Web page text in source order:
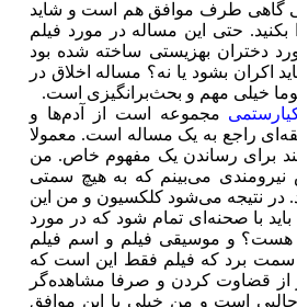
گاهی طرف موافق هم است و شاید
بکنید. حتی این مساله در مورد فیلم
دختران بهزیستی ساخته شده بود
اکران بشود یا نه؟ مساله اخلاق در
خیلی مهم و بحث‌برانگیزی است.
مجموعه است از آدم‌ها و
راجع به یک مساله است. معمولا
برای رساندن یک مفهوم خاص. من
نیرومندی می‌بینم که به هیچ سمتی
در نتیجه می‌شود کلکسیون و من این
با صحنه‌ای تمام شود که در مورد
هست؟ و موسیقی فیلم و اسم فیلم
سمت برد که فیلم فقط این است که
از قضاوت کردن و صرفا مشاهده‌گر
است و من خیلی با این موافق